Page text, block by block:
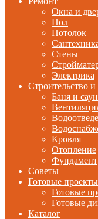
Окна и
Пол
Потолок
Стены
Электрика
Строительство
Баня и
Кровля
Отопление
Фундамент
Советы
Готовые проекты
Готовые
Готовые
Каталог